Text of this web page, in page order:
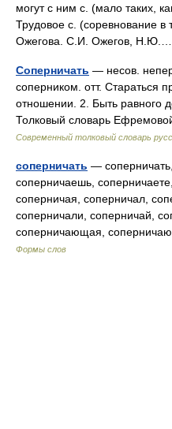
могут с ним с. (мало таких,
Трудовое с. (соревнование в
Ожегова. С.И. Ожегов,
Соперничать — несов.
соперником. отт. Стараться
отношении. 2. Быть равного
Толковый словарь
Современный толковый словарь
соперничать —
соперничаешь,
соперничая, соперничал,
соперничали, соперничай,
соперничающая,
Формы слов